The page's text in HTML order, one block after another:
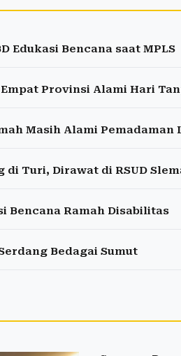
Edukasi Bencana saat MPLS
Provinsi Alami Hari
Masih Alami
Turi, Dirawat di RSUD
Ramah Disabilitas
Bedagai Sumut